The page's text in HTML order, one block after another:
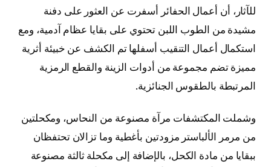
للآثار، أن أعمال الحفائر أسفرت عن العثور على دفنة
مشيدة من الطوب اللبن تحتوي على بقايا عظام آدمية، ومع
استكمال أعمال التنقيب أسفلها تم الكشف عن خبيئة أثرية
مميزة تضم مجموعة من أدوات الزينة والقطع الرمزية
المرتبطة بالطقوس الجنائزية.
وشملت المكتشفات مرآة مصنوعة من النحاس، ومكحلتين
من مرمر الألباستر مزودتين بأغطية وما تزالان تحتفظان
ببقايا من مادة الكحل، بالإضافة إلى مكحلة ثالثة مصنوعة